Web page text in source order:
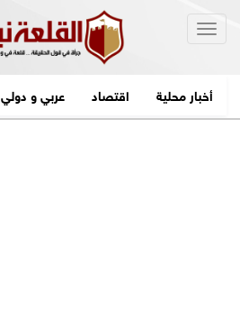
أخبار محلية اقتصاد عربي و دولي